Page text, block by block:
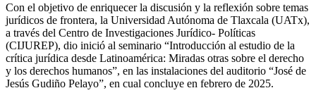
Con el objetivo de enriquecer la discusión y la reflexión sobre temas
jurídicos de frontera, la Universidad Autónoma de Tlaxcala (UATx),
a través del Centro de Investigaciones Jurídico- Políticas
(CIJUREP), dio inició al seminario “Introducción al estudio de la
crítica jurídica desde Latinoamérica: Miradas otras sobre el derecho
y los derechos humanos”, en las instalaciones del auditorio “José de
Jesús Gudiño Pelayo”, en cual concluye en febrero de 2025.